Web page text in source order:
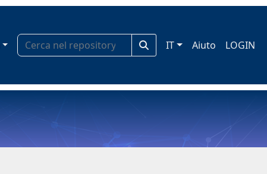
IT Aiuto LOGIN